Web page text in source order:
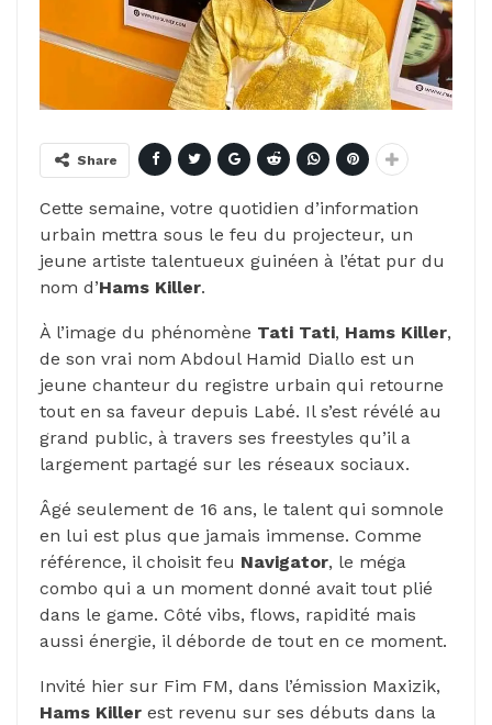
Share
Cette semaine, votre quotidien d’information
urbain mettra sous le feu du projecteur, un
jeune artiste talentueux guinéen à l’état pur du
nom d’Hams Killer.
À l’image du phénomène Tati Tati, Hams Killer,
de son vrai nom Abdoul Hamid Diallo est un
jeune chanteur du registre urbain qui retourne
tout en sa faveur depuis Labé. Il s’est révélé au
grand public, à travers ses freestyles qu’il a
largement partagé sur les réseaux sociaux.
Âgé seulement de 16 ans, le talent qui somnole
en lui est plus que jamais immense. Comme
référence, il choisit feu Navigator, le méga
combo qui a un moment donné avait tout plié
dans le game. Côté vibs, flows, rapidité mais
aussi énergie, il déborde de tout en ce moment.
Invité hier sur Fim FM, dans l’émission Maxizik,
Hams Killer est revenu sur ses débuts dans la